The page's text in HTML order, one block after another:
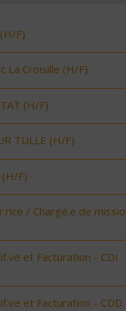
F)
La Croisille (H/F)
(H/F)
TULLE (H/F)
F)
/ Chargé.e de
et Facturation - CDI
et Facturation - CDD